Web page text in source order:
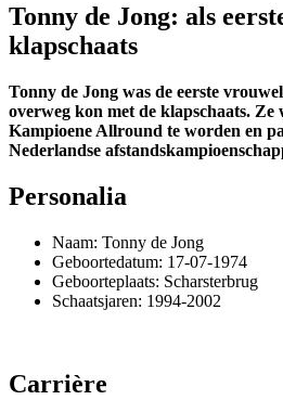
Tonny de Jong: als
klapschaats
Tonny de Jong was de eerste
overweg kon met de klapschaats. Ze
Kampioene Allround te worden en
Nederlandse
Personalia
Naam: Tonny de Jong
Geboortedatum: 17-07-1974
Geboorteplaats: Scharsterbrug
Schaatsjaren: 1994-2002
Carrière